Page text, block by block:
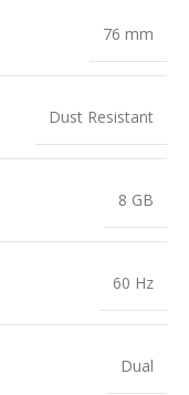
76 mm
Dust Resistant
8 GB
60 Hz
Dual